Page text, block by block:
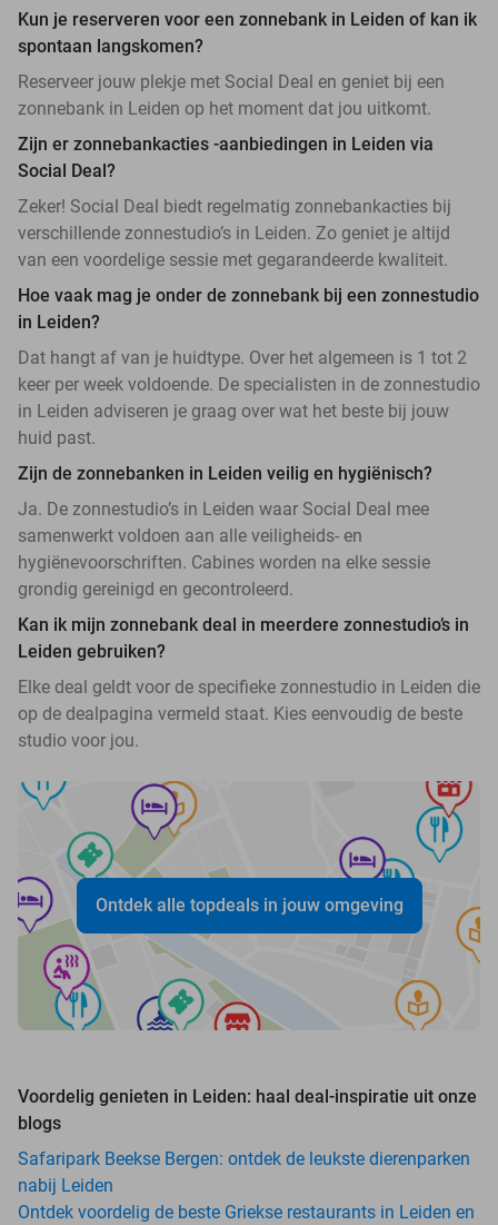
Kun je reserveren voor een zonnebank in Leiden of kan ik
spontaan langskomen?
Reserveer jouw plekje met Social Deal en geniet bij een
zonnebank in Leiden op het moment dat jou uitkomt.
Zijn er zonnebankacties -aanbiedingen in Leiden via
Social Deal?
Zeker! Social Deal biedt regelmatig zonnebankacties bij
verschillende zonnestudio’s in Leiden. Zo geniet je altijd
van een voordelige sessie met gegarandeerde kwaliteit.
Hoe vaak mag je onder de zonnebank bij een zonnestudio
in Leiden?
Dat hangt af van je huidtype. Over het algemeen is 1 tot 2
keer per week voldoende. De specialisten in de zonnestudio
in Leiden adviseren je graag over wat het beste bij jouw
huid past.
Zijn de zonnebanken in Leiden veilig en hygiënisch?
Ja. De zonnestudio’s in Leiden waar Social Deal mee
samenwerkt voldoen aan alle veiligheids- en
hygiënevoorschriften. Cabines worden na elke sessie
grondig gereinigd en gecontroleerd.
Kan ik mijn zonnebank deal in meerdere zonnestudio’s in
Leiden gebruiken?
Elke deal geldt voor de specifieke zonnestudio in Leiden die
op de dealpagina vermeld staat. Kies eenvoudig de beste
studio voor jou.
Ontdek alle topdeals in jouw omgeving
Voordelig genieten in Leiden: haal deal-inspiratie uit onze
blogs
Safaripark Beekse Bergen: ontdek de leukste dierenparken
nabij Leiden
Ontdek voordelig de beste Griekse restaurants in Leiden en